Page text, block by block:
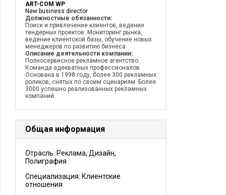
ART-COM WP
New business director
Должностные обязанности:
Поиск и привлечение клиентов, ведение
тендерных проектов. Мониторинг рынка,
ведение клиентской базы, обучение новых
менеджеров по развитию бизнеса
Описание деятельности компании:
Полносервисное рекламное агентство.
Команда адекватных профессионалов.
Основана в 1998 году, более 300 рекламных
роликов, снятых по своим сценариям. Более
3000 успешно реализованных рекламных
компаний.
Общая информация
Отрасль: Реклама, Дизайн,
Полиграфия
Специализация: Клиентские
отношения